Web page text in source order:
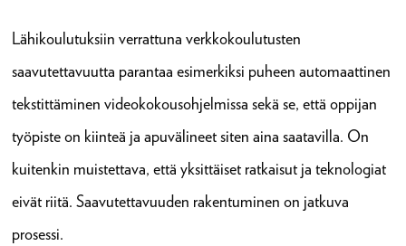
Lähikoulutuksiin verrattuna verkkokoulutusten
saavutettavuutta parantaa esimerkiksi puheen automaattinen
tekstittäminen videokokousohjelmissa sekä se, että oppijan
työpiste on kiinteä ja apuvälineet siten aina saatavilla. On
kuitenkin muistettava, että yksittäiset ratkaisut ja teknologiat
eivät riitä. Saavutettavuuden rakentuminen on jatkuva
prosessi.